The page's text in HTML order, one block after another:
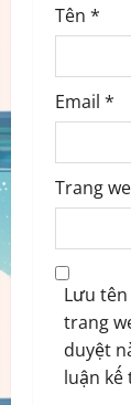
Tên *
Email *
Trang
Lưu
trang
duyệt
luận kế